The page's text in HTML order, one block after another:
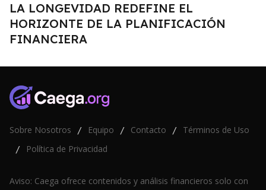
LA LONGEVIDAD REDEFINE EL
HORIZONTE DE LA PLANIFICACIÓN
FINANCIERA
Sobre Nosotros / Equipo / Contacto / Términos de Uso
/ Política de Privacidad
Aviso: Caega ofrece contenidos y análisis financieros solo con